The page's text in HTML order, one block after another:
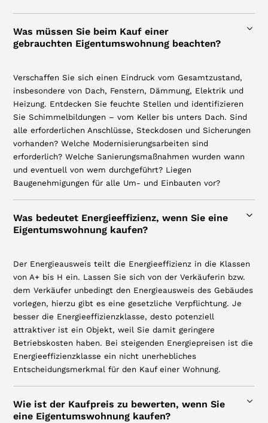
Was müssen Sie beim Kauf einer
gebrauchten Eigentumswohnung beachten?
Verschaffen Sie sich einen Eindruck vom Gesamtzustand,
insbesondere von Dach, Fenstern, Dämmung, Elektrik und
Heizung. Entdecken Sie feuchte Stellen und identifizieren
Sie Schimmelbildungen – vom Keller bis unters Dach. Sind
alle erforderlichen Anschlüsse, Steckdosen und Sicherungen
vorhanden? Welche Modernisierungsarbeiten sind
erforderlich? Welche Sanierungsmaßnahmen wurden wann
und eventuell von wem durchgeführt? Liegen
Baugenehmigungen für alle Um- und Einbauten vor?
Was bedeutet Energieeffizienz, wenn Sie eine
Eigentumswohnung kaufen?
Der Energieausweis teilt die Energieeffizienz in die Klassen
von A+ bis H ein. Lassen Sie sich von der Verkäuferin bzw.
dem Verkäufer unbedingt den Energieausweis des Gebäudes
vorlegen, hierzu gibt es eine gesetzliche Verpflichtung. Je
besser die Energieeffizienzklasse, desto potenziell
attraktiver ist ein Objekt, weil Sie damit geringere
Betriebskosten haben. Bei steigenden Energiepreisen ist die
Energieeffizienzklasse ein nicht unerhebliches
Entscheidungsmerkmal für den Kauf einer Wohnung.
Wie ist der Kaufpreis zu bewerten, wenn Sie
eine Eigentumswohnung kaufen?